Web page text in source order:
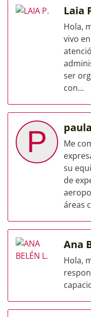
Laia
Hola,
vivo
ser
con...
P
Me
su
de
áreas
Ana
Hola,